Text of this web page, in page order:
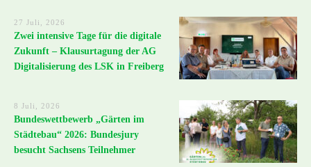
27 Juli, 2026
Zwei intensive Tage für die digitale
Zukunft – Klausurtagung der AG
Digitalisierung des LSK in Freiberg
8 Juli, 2026
Bundeswettbewerb „Gärten im
Städtebau“ 2026: Bundesjury
besucht Sachsens Teilnehmer